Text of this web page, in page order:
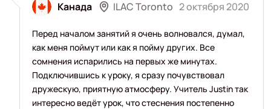
Канада ILAC Toronto 2 октября 2020
Перед началом занятий я очень волновался, думал,
как меня поймут или как я пойму других. Все
сомнения испарились на первых же минутах.
Подключившись к уроку, я сразу почувствовал
дружескую, приятную атмосферу. Учитель Justin так
интересно ведёт урок, что стеснения постепенно